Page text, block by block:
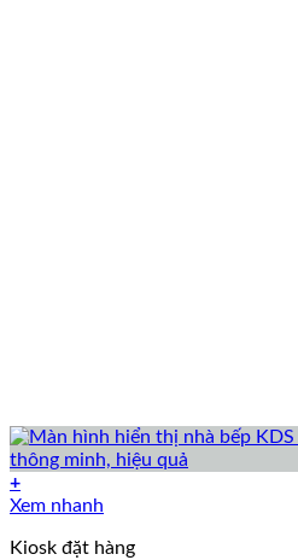
+
Xem nhanh
Kiosk đặt hàng